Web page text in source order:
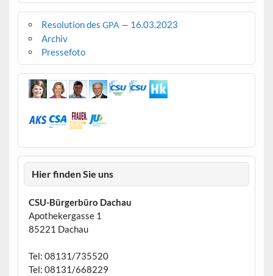
Resolution des GPA — 16.03.2023
Archiv
Pressefoto
Hier finden Sie uns
CSU-Bürgerbüro Dachau
Apothekergasse 1
85221 Dachau
Tel: 08131/735520
Tel: 08131/668229